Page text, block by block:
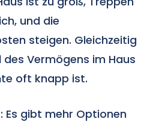
und die
steigen. Gleichzeitig
Vermögens im Haus
oft knapp ist.
Es gibt mehr Optionen